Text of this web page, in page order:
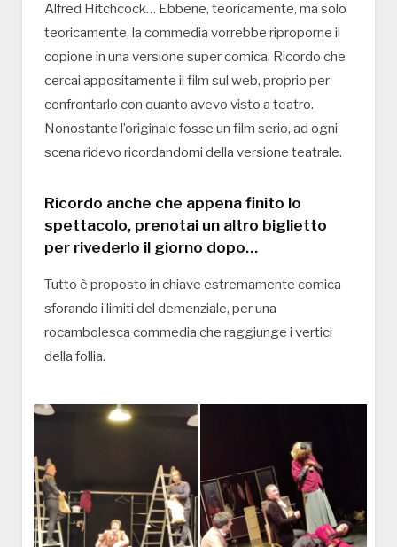
Alfred Hitchcock… Ebbene, teoricamente, ma solo
teoricamente, la commedia vorrebbe riproporne il
copione in una versione super comica. Ricordo che
cercai appositamente il film sul web, proprio per
confrontarlo con quanto avevo visto a teatro.
Nonostante l’originale fosse un film serio, ad ogni
scena ridevo ricordandomi della versione teatrale.
Ricordo anche che appena finito lo
spettacolo, prenotai un altro biglietto
per rivederlo il giorno dopo…
Tutto è proposto in chiave estremamente comica
sforando i limiti del demenziale, per una
rocambolesca commedia che raggiunge i vertici
della follia.